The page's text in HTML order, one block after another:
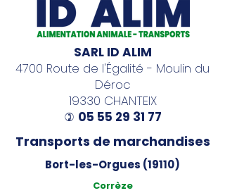
SARL ID ALIM
4700 Route de l'Égalité - Moulin du
Déroc
19330 CHANTEIX
) 05 55 29 31 77
Transports de marchandises
Bort-les-Orgues (19110)
Corrèze